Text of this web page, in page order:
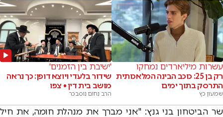
עשרות מיליארדים נמחקו
רק בן 25: כוכב הבינה המלאכותית
התרסק בתוך ימים
שמעון כץ
'ישיבת בין הזמנים'
שידור בלעדי ויוצא דופן: כך נראה
מושב בית דין • צפו
הרב נחום נוסבכר
שר הביטחון בני גנץ: "אני מברך את מנהלת חומה, את חיל